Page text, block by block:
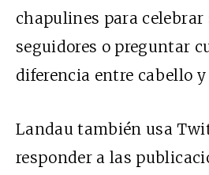
chapulines para celebrar
seguidores o preguntar
diferencia entre cabello y
Landau también usa
responder a las